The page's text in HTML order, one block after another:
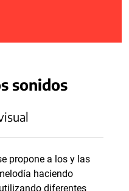
sonidos
propone a los y las
haciendo
diferentes